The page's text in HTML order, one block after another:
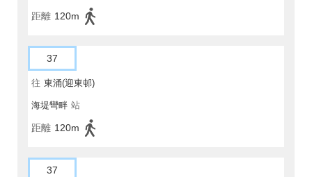
距離 120m
37
往 東涌(迎東邨)
海堤彎畔 站
距離 120m
37